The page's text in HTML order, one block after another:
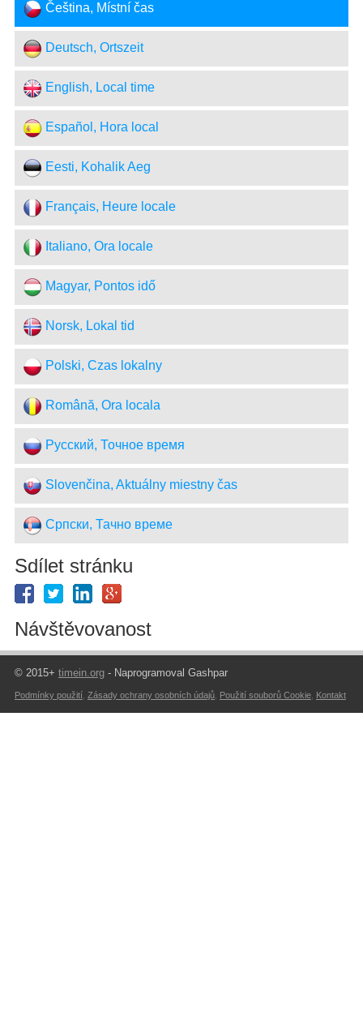
Čeština, Místní čas
Deutsch, Ortszeit
English, Local time
Español, Hora local
Eesti, Kohalik Aeg
Français, Heure locale
Italiano, Ora locale
Magyar, Pontos idő
Norsk, Lokal tid
Polski, Czas lokalny
Română, Ora locala
Русский, Точное время
Slovenčina, Aktuálny miestny čas
Српски, Тачно време
Sdílet stránku
Návštěvovanost
© 2015+ timein.org- Naprogramoval Gashpar
Podmínky použití, Zásady ochrany osobních údajů, Použití souborů Cookie, Kontakt